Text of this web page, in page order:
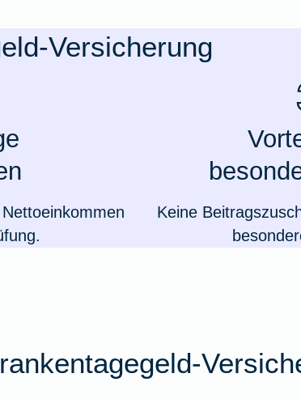
Versicherung
Keine